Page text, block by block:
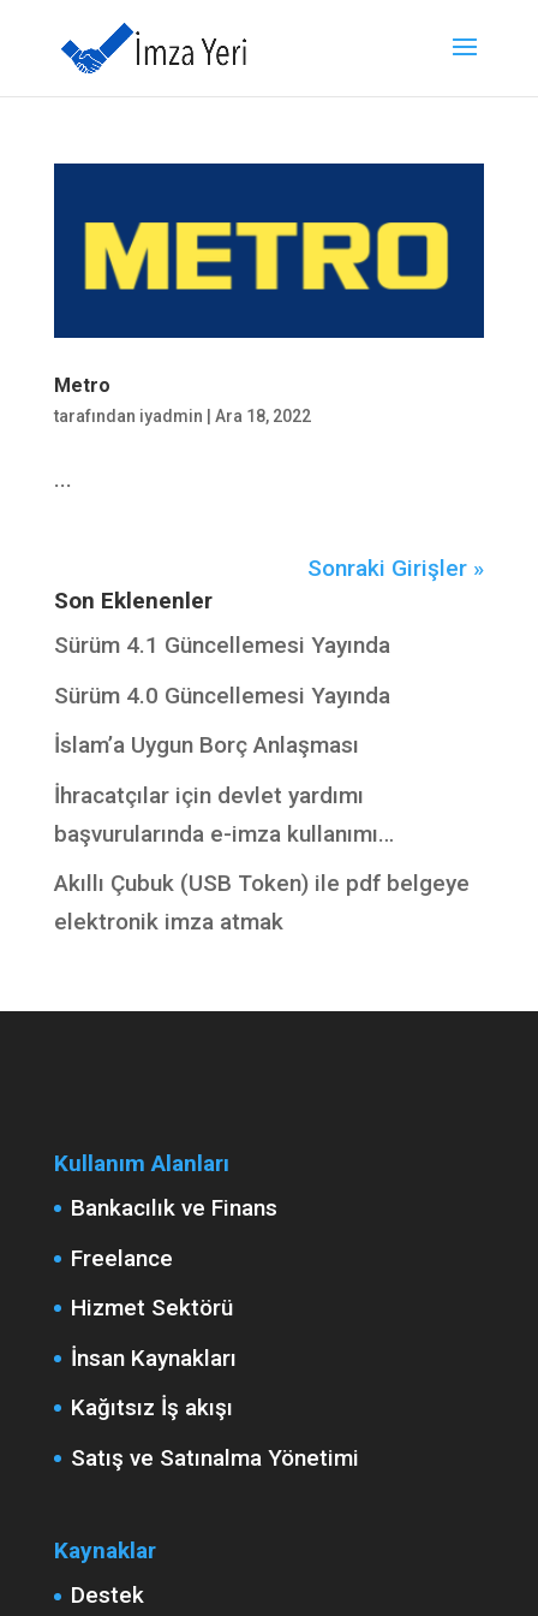
Metro
tarafından iyadmin Ara 18, 2022
...
Sonraki Girişler »
Son Eklenenler
Sürüm 4.1 Güncellemesi Yayında
Sürüm 4.0 Güncellemesi Yayında
İslam’a Uygun Borç Anlaşması
İhracatçılar için devlet yardımı
başvurularında e-imza kullanımı…
Akıllı Çubuk (USB Token) ile pdf belgeye
elektronik imza atmak
Kullanım Alanları
Bankacılık ve Finans
Freelance
Hizmet Sektörü
İnsan Kaynakları
Kağıtsız İş akışı
Satış ve Satınalma Yönetimi
Kaynaklar
Destek